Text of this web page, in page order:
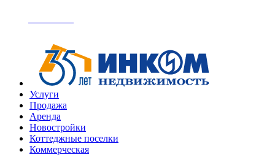
Услуги
Продажа
Аренда
Новостройки
Коттеджные поселки
Коммерческая